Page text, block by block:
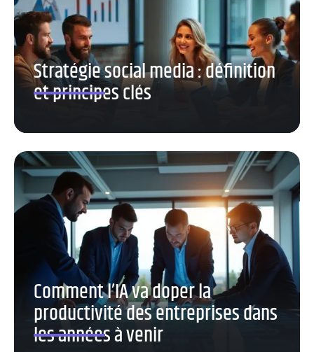
Stratégie social media : définition
et principes clés
Comment l’IA va doper la
productivité des entreprises dans
les années à venir